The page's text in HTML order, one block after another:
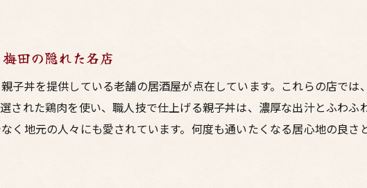
小さな看板が目印の隠れ家居酒屋
路地裏に佇む親子丼の名店
一見では見つけにくい名店
田の隠れた名店
子丼を提供している老舗の居酒屋が点在しています。これらの店で
された鶏肉を使い、職人技で仕上げる親子丼は、濃厚な出汁とふわ
く地元の人々にも愛されています。何度も通いたくなる居心地の良